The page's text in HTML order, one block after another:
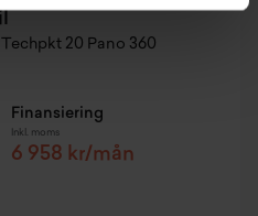
20 Pano 360
Finansiering
Inkl. moms
6 958 kr/mån